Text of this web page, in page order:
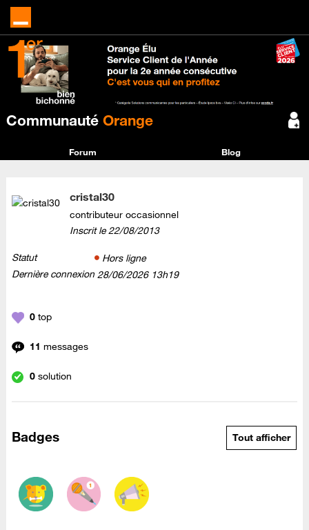
Communauté Orange
Forum Blog
cristal30
contributeur occasionnel
Inscrit le‎22/08/2013
Statut
Hors ligne
Dernière connexion ‎28/06/2026 13h19
0 top
11 messages
0 solution
Badges Tout afficher